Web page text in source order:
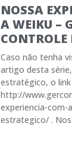
NOSSA
A WEIKU –
Caso não tenha
artigo desta
estratégico, o
http://
experiencia-com-
estrategico/ .